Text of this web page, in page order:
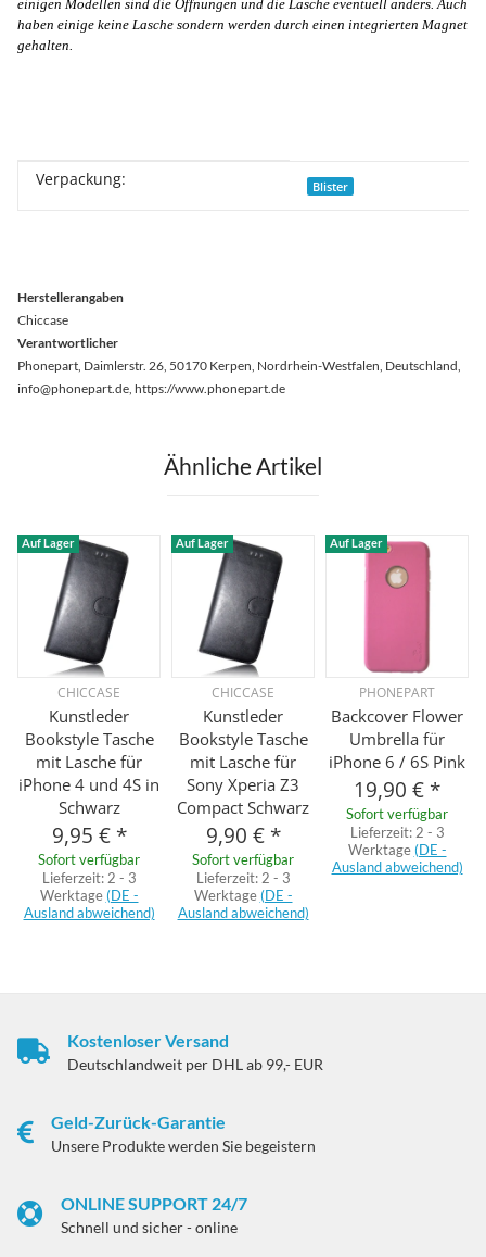
einigen Modellen sind die Öffnungen und die Lasche eventuell anders. Auch
haben einige keine Lasche sondern werden durch einen integrierten Magnet
gehalten.
Produkteigenschaft
Wert
Verpackung: Blister
Herstellerangaben
Chiccase
Verantwortlicher
Phonepart, Daimlerstr. 26, 50170 Kerpen, Nordrhein-Westfalen, Deutschland,
info@phonepart.de, https://www.phonepart.de
Ähnliche Artikel
Auf Lager
CHICCASE
Kunstleder
Bookstyle Tasche
mit Lasche für
iPhone 4 und 4S in
Schwarz
9,95 € *
Sofort verfügbar
Lieferzeit: 2 - 3
Werktage (DE -
Ausland abweichend)
Auf Lager
CHICCASE
Kunstleder
Bookstyle Tasche
mit Lasche für
Sony Xperia Z3
Compact Schwarz
9,90 € *
Sofort verfügbar
Lieferzeit: 2 - 3
Werktage (DE -
Ausland abweichend)
Auf Lager
PHONEPART
Backcover Flower
Umbrella für
iPhone 6 / 6S Pink
19,90 € *
Sofort verfügbar
Lieferzeit: 2 - 3
Werktage (DE -
Ausland abweichend)
Kostenloser Versand
Deutschlandweit per DHL ab 99,- EUR
Geld-Zurück-Garantie
Unsere Produkte werden Sie begeistern
ONLINE SUPPORT 24/7
Schnell und sicher - online